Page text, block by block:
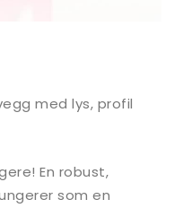
med lys, profil
En robust,
som en